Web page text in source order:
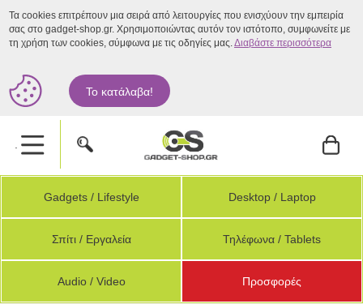
Τα cookies επιτρέπουν μια σειρά από λειτουργίες που ενισχύουν την εμπειρία
σας στο gadget-shop.gr. Χρησιμοποιώντας αυτόν τον ιστότοπο, συμφωνείτε με
τη χρήση των cookies, σύμφωνα με τις οδηγίες μας.Διαβάστε περισσότερα
Το κατάλαβα!
.
Gadgets / Lifestyle Desktop / Laptop
Σπίτι / Εργαλεία Τηλέφωνα / Tablets
Audio / Video Προσφορές